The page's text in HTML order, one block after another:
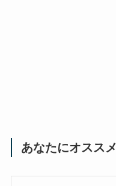
あなたにオススメ